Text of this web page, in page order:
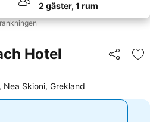
2 gäster, 1 rum
Hotel Dela
Skioni, Grekland